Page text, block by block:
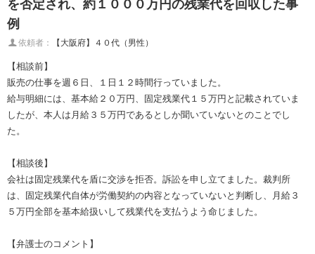
を否定され、約１０００万円の残業代を回収した事
例
依頼者： 【大阪府】４０代（男性）
【相談前】
販売の仕事を週６日、１日１２時間行っていました。
給与明細には、基本給２０万円、固定残業代１５万円と記載されていま
したが、本人は月給３５万円であるとしか聞いていないとのことでし
た。
【相談後】
会社は固定残業代を盾に交渉を拒否。訴訟を申し立てました。裁判所
は、固定残業代自体が労働契約の内容となっていないと判断し、月給３
５万円全部を基本給扱いして残業代を支払うよう命じました。
【弁護士のコメント】